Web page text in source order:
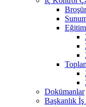
Dokümanlar
Başkanlık